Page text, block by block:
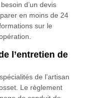
d’un devis
en moins de 24
sur le
l’entretien de
de l’artisan
Le règlement